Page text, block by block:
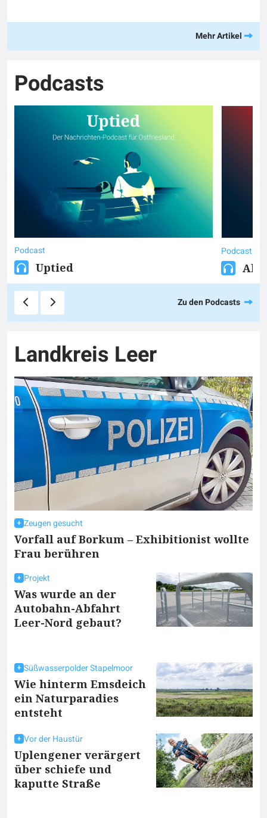
Mehr Artikel
Podcasts
Podcast
Uptied
Podcast
Zu den Podcasts
Landkreis Leer
Zeugen gesucht
Vorfall auf Borkum – Exhibitionist wollte
Frau berühren
Projekt
Was wurde an der
Autobahn-Abfahrt
Leer-Nord gebaut?
Süßwasserpolder Stapelmoor
Wie hinterm Emsdeich
ein Naturparadies
entsteht
Vor der Haustür
Uplengener verärgert
über schiefe und
kaputte Straße